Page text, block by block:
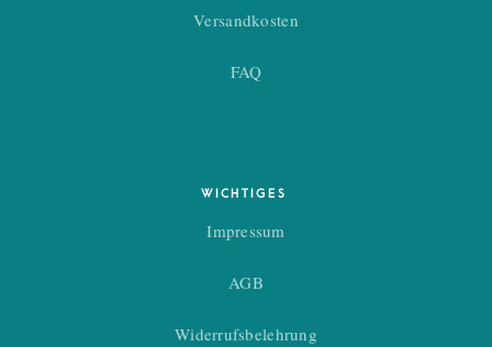
Versandkosten
FAQ
WICHTIGES
Impressum
AGB
Widerrufsbelehrung